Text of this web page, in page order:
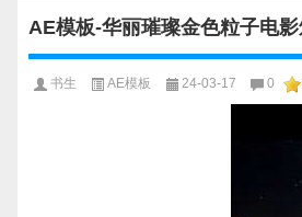
AE模板-华丽璀璨金色粒子电
书生 AE模板 24-03-17 0